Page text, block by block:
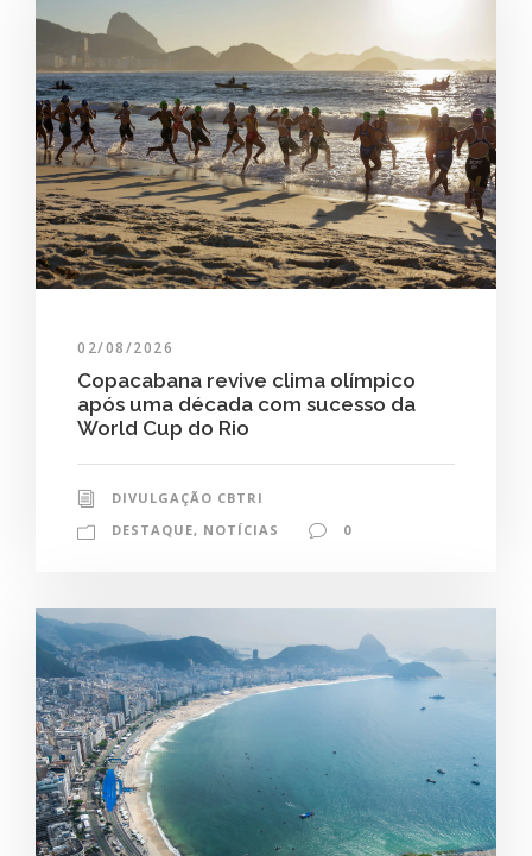
02/08/2026
Copacabana revive clima olímpico
após uma década com sucesso da
World Cup do Rio
DIVULGAÇÃO CBTRI
DESTAQUE, NOTÍCIAS 0